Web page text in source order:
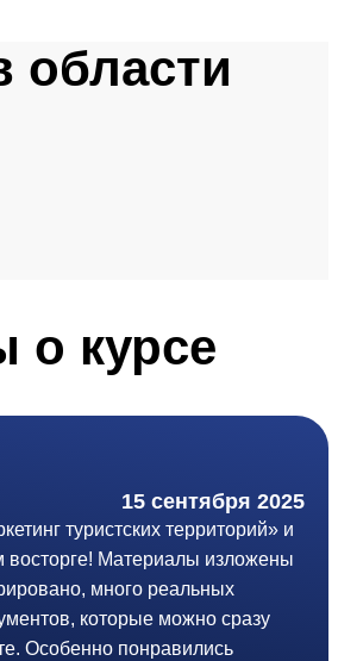
области
о курсе
15 сентября 2025
туристских территорий» и
восторге! Материалы изложены
много реальных
которые можно сразу
Особенно понравились